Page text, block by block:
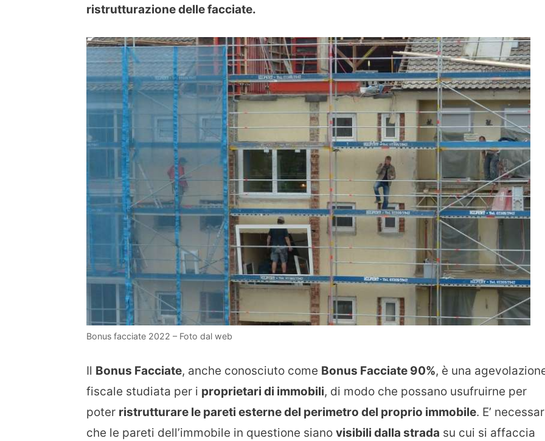
ristrutturazione delle facciate.
Bonus facciate 2022 – Foto dal web
Il Bonus Facciate, anche conosciuto come Bonus Facciate 90%, è una
fiscale studiata per i proprietari di immobili, di modo che possano usufruirne per
poter ristrutturare le pareti esterne del perimetro del proprio immobile. E’
che le pareti dell’immobile in questione siano visibili dalla strada su cui si affaccia